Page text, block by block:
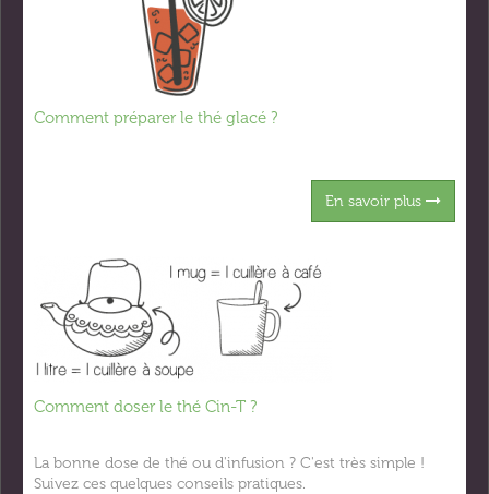
Comment préparer le thé glacé ?
En savoir plus
Comment doser le thé Cin-T ?
La bonne dose de thé ou d'infusion ? C'est très simple !
Suivez ces quelques conseils pratiques.